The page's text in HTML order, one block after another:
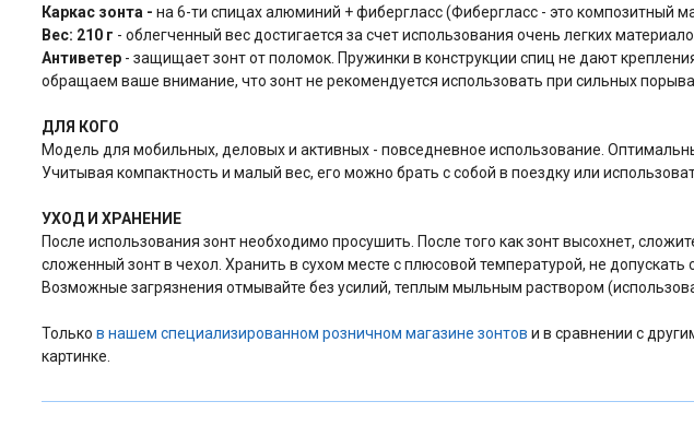
Каркас зонта - на 6-ти спицах алюминий + фибергласс (Фибepглacc - это композитный
Вес: 210 г - облегченный вес достигается за счет использования очень легких
Антиветер - защищает зонт от поломок. Пружинки в конструкции спиц не дают
обращаем ваше внимание, что зонт не рекомендуется использовать при сильных
ДЛЯ КОГО
Модель для мобильных, деловых и активных - повседневное использование.
Учитывая компактность и малый вес, его можно брать с собой в поездку или
УХОД И ХРАНЕНИЕ
После использования зонт необходимо просушить. После того как зонт высохнет,
сложенный зонт в чехол. Хранить в сухом месте с плюсовой температурой, не
Возможные загрязнения отмывайте без усилий, теплым мыльным раствором
Тольков нашем специализированном розничном магазине зонтов и в сравнении с
картинке.